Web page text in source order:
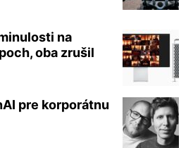
na
oba zrušil
pre korporátnu